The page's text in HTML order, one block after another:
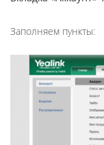
Заполняем пункты: